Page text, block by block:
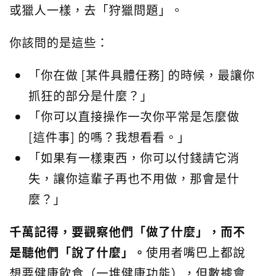
或獵人一樣，去「狩獵問題」。
你該問的是這些：
「你在做 [某件具體任務] 的時候，最讓你
抓狂的部分是什麼？」
「你可以直接操作一次你平常是怎麼做
[這件事] 的嗎？我想看看。」
「如果有一樣東西，你可以付錢請它消
失，讓你這輩子再也不用做，那會是什
麼？」
千萬記得，要觀察他們「做了什麼」，而不
是聽他們「說了什麼」。 使用者嘴巴上都說